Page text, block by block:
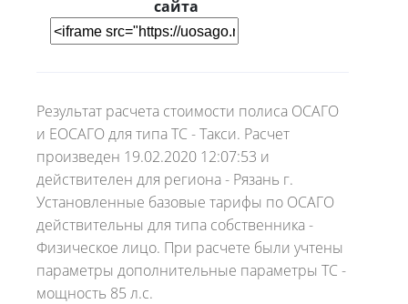
сайта
Результат расчета стоимости полиса ОСАГО
и ЕОСАГО для типа ТС - Такси. Расчет
произведен 19.02.2020 12:07:53 и
действителен для региона - Рязань г.
Установленные базовые тарифы по ОСАГО
действительны для типа собственника -
Физическое лицо. При расчете были учтены
параметры дополнительные параметры ТС -
мощность 85 л.с.